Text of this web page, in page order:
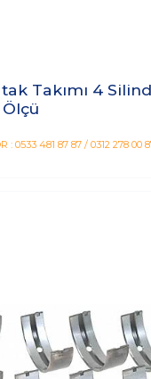
Takımı 4
: 0533 481 87 87 / 0312 278 00